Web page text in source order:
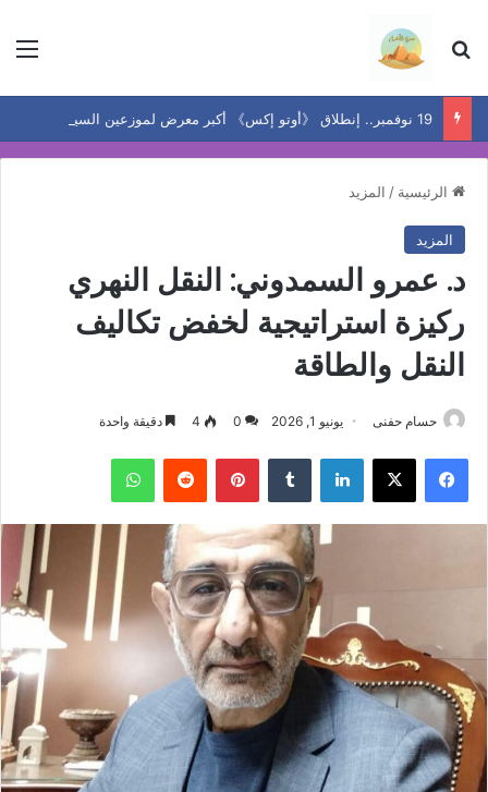
بحث عن
الرئيسية / المزيد
المزيد
د. عمرو السمدوني: النقل النهري
ركيزة استراتيجية لخفض تكاليف
النقل والطاقة
حسام حفنى يونيو 1, 2026 0
4 دقيقة واحدة
فيسبوك ‫X لينكدإن بينتيريست واتساب